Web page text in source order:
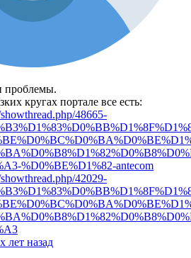
проблемы.
кругах портале все есть:
48665-
%D0%BE%D1%82-antecom
42029-
лет назад